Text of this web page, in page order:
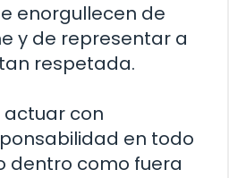
enorgullecen de
y de representar a
respetada.
actuar con
en todo
dentro como fuera